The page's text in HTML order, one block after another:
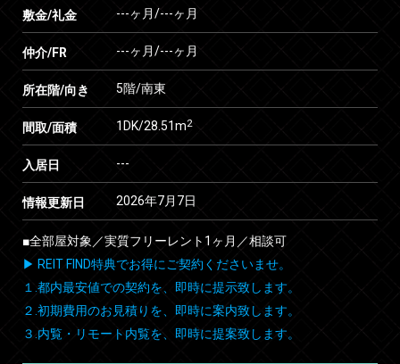
敷金/礼金 ---ヶ月/---ヶ月
仲介/FR ---ヶ月/---ヶ月
所在階/向き 5階/南東
間取/面積 1DK/28.51m2
入居日 ---
情報更新日 2026年7月7日
■全部屋対象／実質フリーレント1ヶ月／相談可
▶ REIT FIND特典でお得にご契約くださいませ。
１.都内最安値での契約を、即時に提示致します。
２.初期費用のお見積りを、即時に案内致します。
３.内覧・リモート内覧を、即時に提案致します。